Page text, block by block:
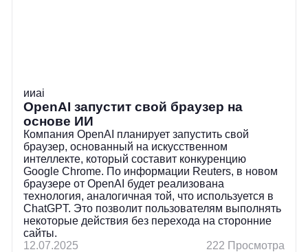
ииai
OpenAI запустит свой браузер на
основе ИИ
Компания OpenAI планирует запустить свой
браузер, основанный на искусственном
интеллекте, который составит конкуренцию
Google Chrome. По информации Reuters, в новом
браузере от OpenAI будет реализована
технология, аналогичная той, что используется в
ChatGPT. Это позволит пользователям выполнять
некоторые действия без перехода на сторонние
сайты.
12.07.2025
222 Просмотра